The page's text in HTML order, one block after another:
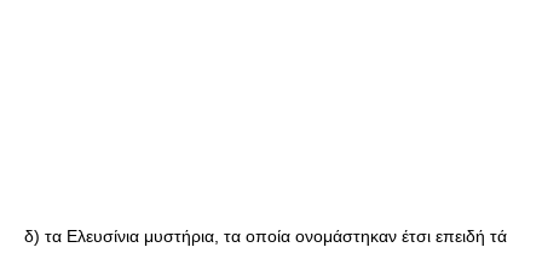
δ) τα Ελευσίνια μυστήρια, τα οποία ονομάστηκαν έτσι επειδή τά